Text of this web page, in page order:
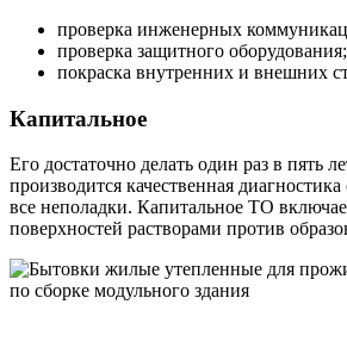
проверка инженерных
проверка защитного оборудования;
покраска внутренних и внешних
Капитальное
Его достаточно делать один раз в пять
производится качественная
все неполадки. Капитальное ТО
поверхностей растворами против